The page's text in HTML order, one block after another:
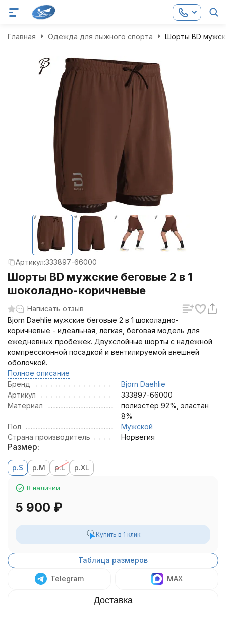
Главная Одежда для лыжного спорта Шорты BD
Артикул:333897-66000
Шорты BD мужские беговые 2 в 1
шоколадно-коричневые
Написать отзыв
Bjorn Daehlie мужские беговые 2 в 1 шоколадно-
коричневые - идеальная, лёгкая, беговая модель для
ежедневных пробежек. Двухслойные шорты с надёжной
компрессионной посадкой и вентилируемой внешней
оболочкой.
Полное описание
Бренд
Bjorn Daehlie
Артикул
333897-66000
Материал
полиэстер 92%, эластан
8%
Пол
Мужской
Страна производитель
Норвегия
Размер:
р.S р.M р.L р.XL
В наличии
5 900 ₽
Купить в 1 клик
Таблица размеров
Telegram MAX